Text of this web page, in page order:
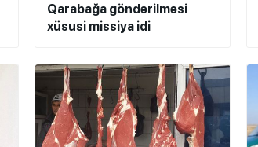
Qarabağa göndərilməsi
xüsusi missiya idi